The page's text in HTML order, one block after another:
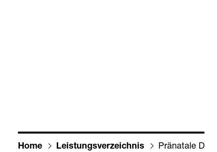
Home Leis­tungs­ver­zeich­nis Prä­na­tale